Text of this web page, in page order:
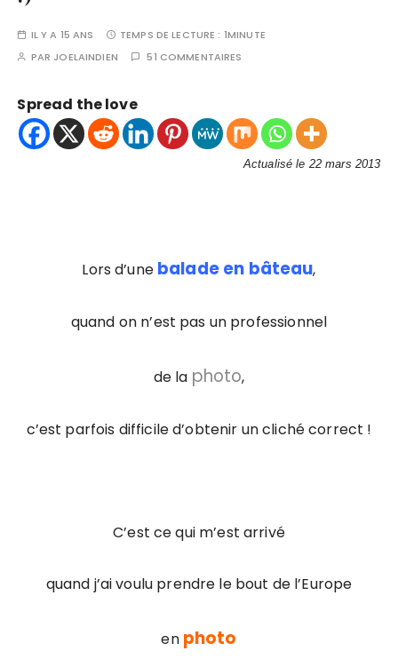
IL Y A 15 ANS TEMPS DE LECTURE : 1MINUTE
PAR JOELAINDIEN 51 COMMENTAIRES
Spread the love
Actualisé le 22 mars 2013
Lors d’une balade en bâteau,
quand on n’est pas un professionnel
de la photo,
c’est parfois difficile d’obtenir un cliché correct !
C’est ce qui m’est arrivé
quand j’ai voulu prendre le bout de l’Europe
en photo